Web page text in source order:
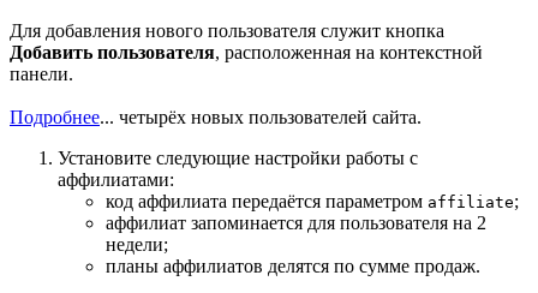
Для добавления нового пользователя служит кнопка
Добавить пользователя, расположенная на контекстной
панели.
Подробнее... четырёх новых пользователей сайта.
Установите следующие настройки работы с
аффилиатами:
код аффилиата передаётся параметром affiliate;
аффилиат запоминается для пользователя на 2
недели;
планы аффилиатов делятся по сумме продаж.